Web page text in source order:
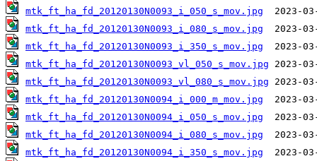
mtk_ft_ha_fd_20120130N0093_i_050_s_mov.jpg
mtk_ft_ha_fd_20120130N0093_i_080_s_mov.jpg
mtk_ft_ha_fd_20120130N0093_i_350_s_mov.jpg
mtk_ft_ha_fd_20120130N0093_vl_050_s_mov.jpg
mtk_ft_ha_fd_20120130N0093_vl_080_s_mov.jpg
mtk_ft_ha_fd_20120130N0094_i_000_m_mov.jpg
mtk_ft_ha_fd_20120130N0094_i_050_s_mov.jpg
mtk_ft_ha_fd_20120130N0094_i_080_s_mov.jpg
mtk_ft_ha_fd_20120130N0094_i_350_s_mov.jpg